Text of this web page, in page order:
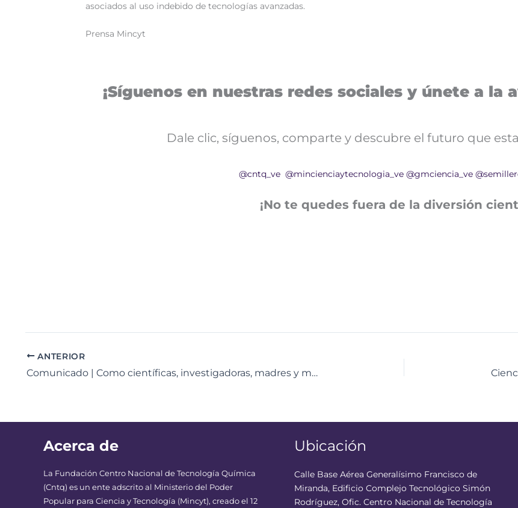
asociados al uso indebido de tecnologías avanzadas.
Prensa Mincyt
¡Síguenos en nuestras redes sociales y únete a la
Dale clic, síguenos, comparte y descubre el futuro que
@cntq_ve @mincienciaytecnologia_ve @gmciencia_ve
¡No te quedes fuera de la diversión
ANTERIOR
Comunicado | Como científicas, investigadoras, madres y mujeres del pueblo
Acerca de
La Fundación Centro Nacional de Tecnología Química
(Cntq) es un ente adscrito al Ministerio del Poder
Popular para Ciencia y Tecnología (Mincyt), creado el 12
Ubicación
Calle Base Aérea Generalísimo Francisco de
Miranda, Edificio Complejo Tecnológico Simón
Rodríguez, Ofic. Centro Nacional de Tecnología